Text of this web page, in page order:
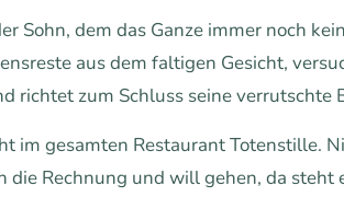
Sohn, dem das Ganze immer noch
aus dem faltigen Gesicht,
richtet zum Schluss seine verrutschte
im gesamten Restaurant Totenstille.
Rechnung und will gehen, da